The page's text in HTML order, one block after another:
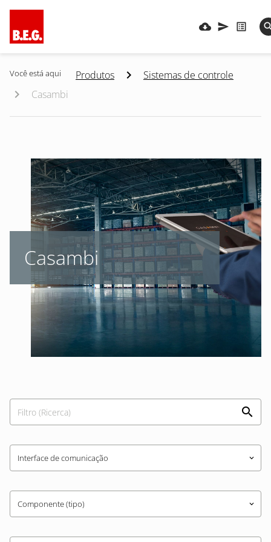
Você está aqui Produtos
Sistemas de controle
Casambi
Casambi
Interface de comunicação keyboard_arrow_down
Componente (tipo) keyboard_arrow_down